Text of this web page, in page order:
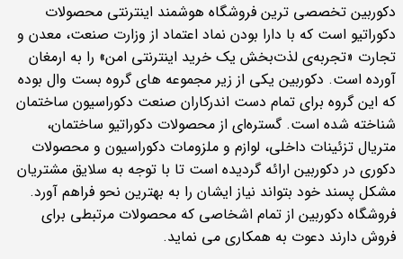
دکوربین تخصصی ترین فروشگاه هوشمند اینترنتی محصولات
دکوراتیو است که با دارا بودن نماد اعتماد از وزارت صنعت، معدن و
تجارت «تجربه‌ی لذت‌بخش یک خرید اینترنتی امن» را به ارمغان
آورده است. دکوربین یکی از زیر مجموعه های گروه بست وال بوده
که این گروه برای تمام دست اندرکاران صنعت دکوراسیون ساختمان
شناخته شده است. گستره‌ای از محصولات دکوراتیو ساختمان،
متریال تزئینات داخلی، لوازم و ملزومات دکوراسیون و محصولات
دکوری در دکوربین ارائه گردیده است تا با توجه به سلایق مشتریان
مشکل پسند خود بتواند نیاز ایشان را به بهترین نحو فراهم آورد.
فروشگاه دکوربین از تمام اشخاصی که محصولات مرتبطی برای
فروش دارند دعوت به همکاری می نماید.